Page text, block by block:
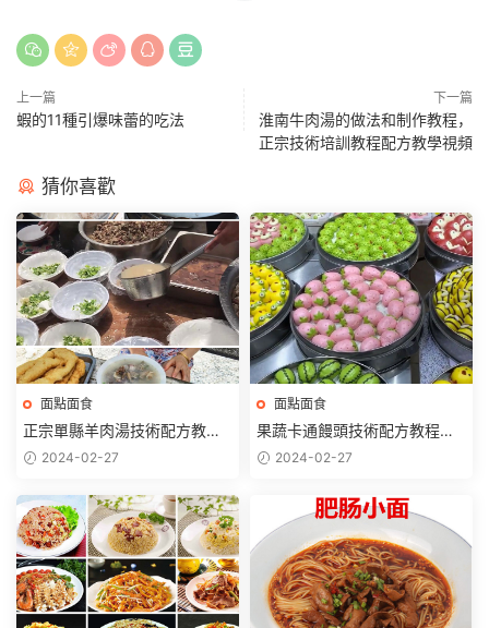
上一篇
蝦的11種引爆味蕾的吃法
下一篇
淮南牛肉湯的做法和制作教程，
正宗技術培訓教程配方教學視頻
猜你喜歡
面點面食
正宗單縣羊肉湯技術配方教程
羊骨湯調料秘方制作特色小吃
2024-02-27
面點面食
果蔬卡通饅頭技術配方教程彩
色包子揉面和面制作配方技術
2024-02-27